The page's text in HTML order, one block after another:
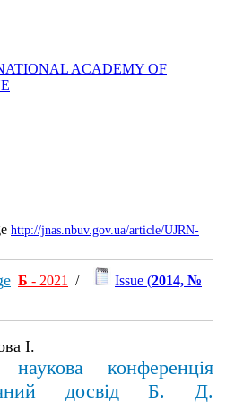
ACADEMY OF
http://jnas.nbuv.gov.ua/article/UJRN-
Б - 2021 / Issue (2014, №
І.
наукова конференція
досвід Б. Д.